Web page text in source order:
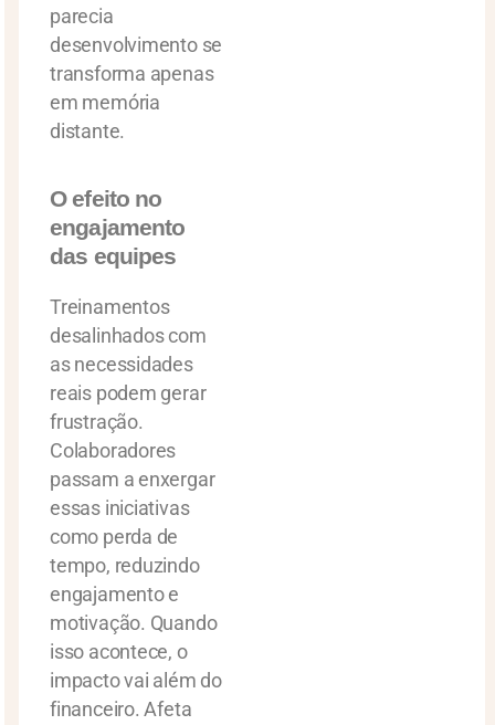
parecia
desenvolvimento se
transforma apenas
em memória
distante.
O efeito no
engajamento
das equipes
Treinamentos
desalinhados com
as necessidades
reais podem gerar
frustração.
Colaboradores
passam a enxergar
essas iniciativas
como perda de
tempo, reduzindo
engajamento e
motivação. Quando
isso acontece, o
impacto vai além do
financeiro. Afeta